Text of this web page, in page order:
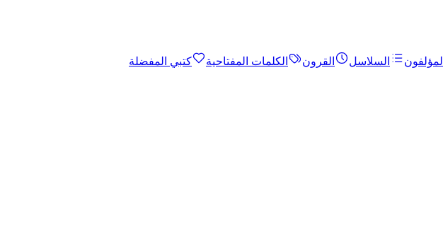
المؤلفون السلاسل القرون الكلمات المفتاحية
كتبي المفضلة